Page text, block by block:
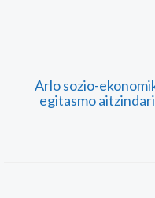
Arlo sozio-
egitasmo